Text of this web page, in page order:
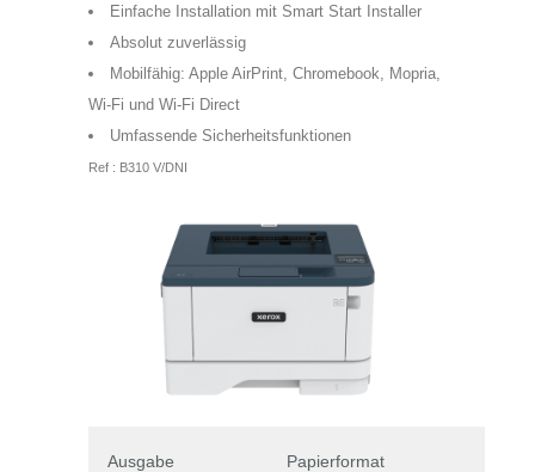
Einfache Installation mit Smart Start Installer
Absolut zuverlässig
Mobilfähig: Apple AirPrint, Chromebook, Mopria,
Wi-Fi und Wi-Fi Direct
Umfassende Sicherheitsfunktionen
Ref : B310 V/DNI
Ausgabe Papierformat